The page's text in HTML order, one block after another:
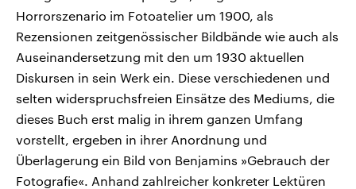
Horrorszenario im Fotoatelier um 1900, als
Rezensionen zeitgenössischer Bildbände wie auch als
Auseinandersetzung mit den um 1930 aktuellen
Diskursen in sein Werk ein. Diese verschiedenen und
selten widerspruchsfreien Einsätze des Mediums, die
dieses Buch erst malig in ihrem ganzen Umfang
vorstellt, ergeben in ihrer Anordnung und
Überlagerung ein Bild von Benjamins »Gebrauch der
Fotografie«. Anhand zahlreicher konkreter Lektüren